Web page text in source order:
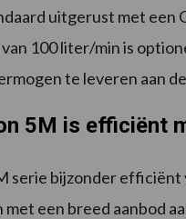
uitgerust met
100 liter/min is
te leveren aan
5M is efficiënt
serie bijzonder
een breed aanbod